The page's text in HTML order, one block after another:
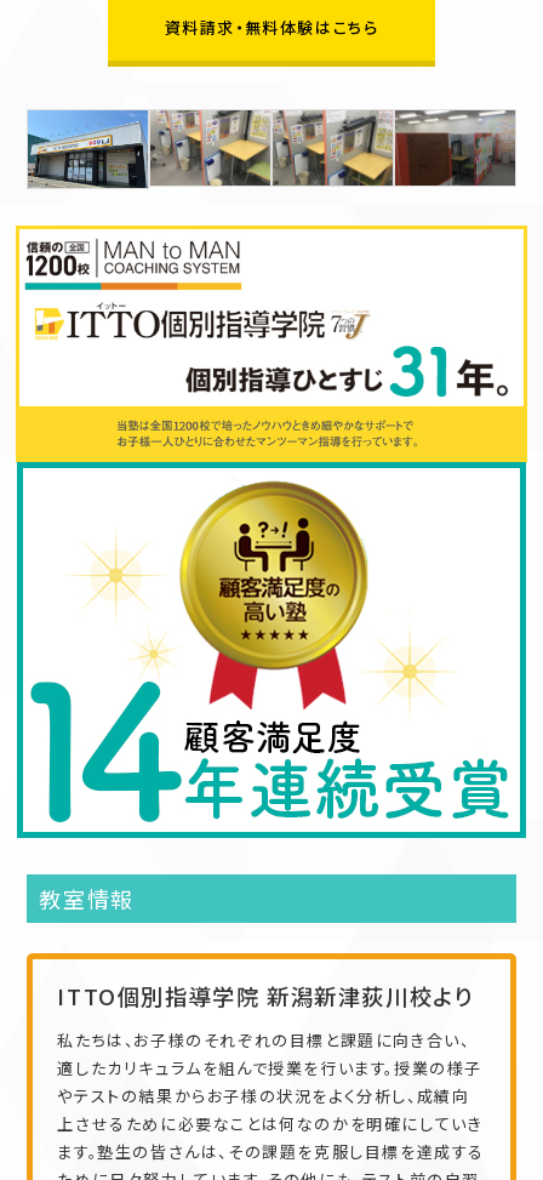
資料請求・無料体験はこちら
教室情報
ITTO個別指導学院 新潟新津荻川校より
私たちは、お子様のそれぞれの目標と課題に向き合い、
適したカリキュラムを組んで授業を行います。授業の様子
やテストの結果からお子様の状況をよく分析し、成績向
上させるために必要なことは何なのかを明確にしていき
ます。塾生の皆さんは、その課題を克服し目標を達成する